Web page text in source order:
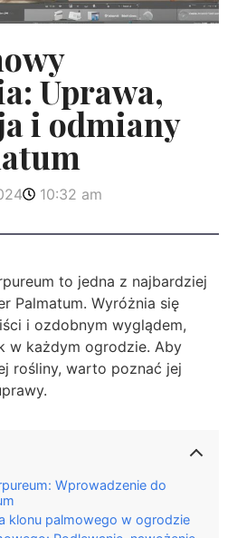
Uprawa,
i odmiany
10:32 am
to jedna z najbardziej
Palmatum. Wyróżnia się
i ozdobnym wyglądem,
w każdym ogrodzie. Aby
rośliny, warto poznać jej
Wprowadzenie do
klonu palmowego w ogrodzie